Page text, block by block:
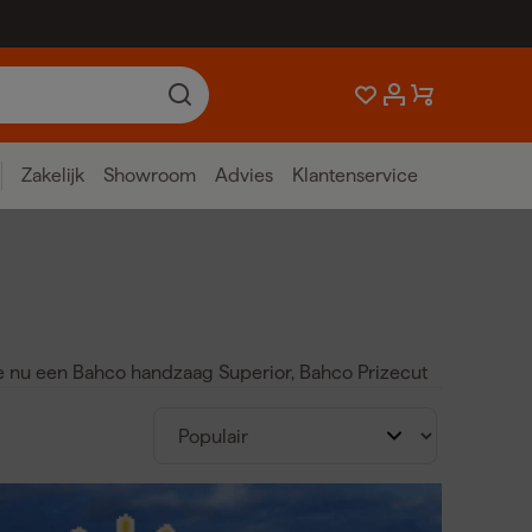
Zakelijk Showroom Advies Klantenservice
een Bahco handzaag Superior, Bahco Prizecut
gebruik.